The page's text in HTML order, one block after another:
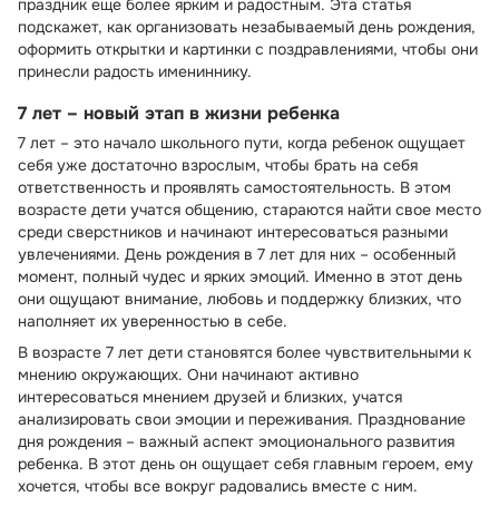
праздник еще более ярким и радостным. Эта статья
подскажет, как организовать незабываемый день рождения,
оформить открытки и картинки с поздравлениями, чтобы они
принесли радость имениннику.
7 лет – новый этап в жизни ребенка
7 лет – это начало школьного пути, когда ребенок ощущает
себя уже достаточно взрослым, чтобы брать на себя
ответственность и проявлять самостоятельность. В этом
возрасте дети учатся общению, стараются найти свое место
среди сверстников и начинают интересоваться разными
увлечениями. День рождения в 7 лет для них – особенный
момент, полный чудес и ярких эмоций. Именно в этот день
они ощущают внимание, любовь и поддержку близких, что
наполняет их уверенностью в себе.
В возрасте 7 лет дети становятся более чувствительными к
мнению окружающих. Они начинают активно
интересоваться мнением друзей и близких, учатся
анализировать свои эмоции и переживания. Празднование
дня рождения – важный аспект эмоционального развития
ребенка. В этот день он ощущает себя главным героем, ему
хочется, чтобы все вокруг радовались вместе с ним.